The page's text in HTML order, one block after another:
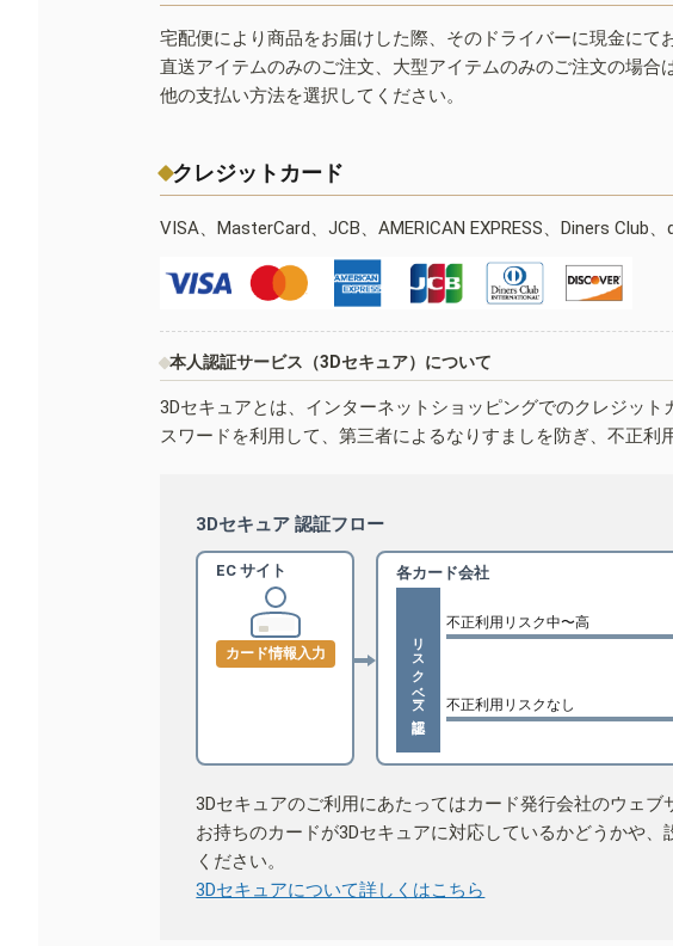
宅配便により商品をお届けした際、そのドライバーに現金にて
直送アイテムのみのご注文、大型アイテムのみのご注文の場合
他の支払い方法を選択してください。
クレジットカード
VISA、MasterCard、JCB、AMERICAN EXPRESS、Diners Club
本人認証サービス（3Dセキュア）について
3Dセキュアとは、インターネットショッピングでのクレジッ
スワードを利用して、第三者によるなりすましを防ぎ、不正利
3Dセキュア 認証フロー
EC サイト
カード情報入力
各カード会社
リスクベース認証
不正利用リスク中〜高
不正利用リスクなし
3Dセキュアのご利用にあたってはカード発行会社のウェ
お持ちのカードが3Dセキュアに対応しているかどうかや
ください。
3Dセキュアについて詳しくはこちら